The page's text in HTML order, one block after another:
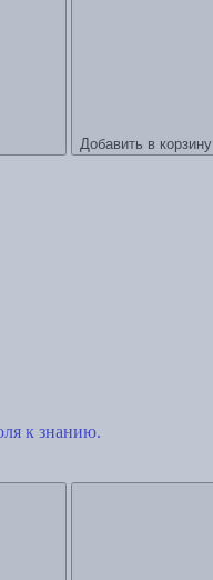
Добавить в корзину
к знанию.